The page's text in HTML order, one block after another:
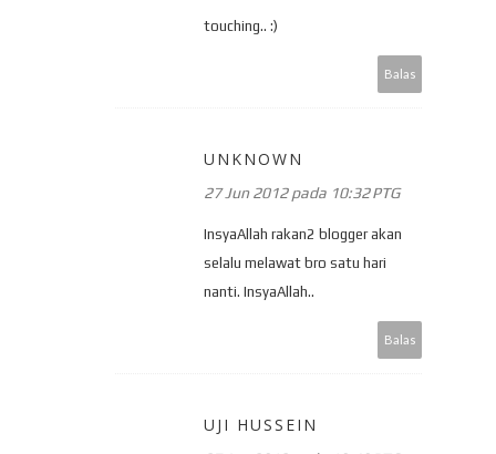
touching.. :)
Balas
UNKNOWN
27 Jun 2012 pada 10:32 PTG
InsyaAllah rakan2 blogger akan
selalu melawat bro satu hari
nanti. InsyaAllah..
Balas
UJI HUSSEIN